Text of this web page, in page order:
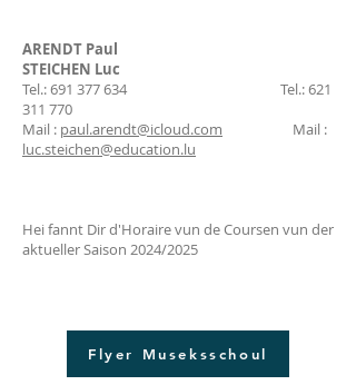
ARENDT Paul
STEICHEN Luc
Tel.:691 377 634 Tel.:621
311 770
Mail : paul.arendt@icloud.com
Mail :
luc.steichen@education.lu
Hei fannt Dir d'Horaire vun de Coursen vun der
aktueller Saison 2024/2025
Flyer Museksschoul